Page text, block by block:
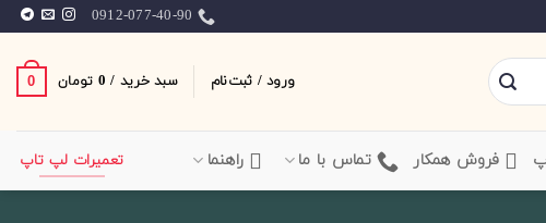
0912-077-40-90
ورود / ثبت‌نام سبد خرید / 0 تومان 0
فروش همکار تماس با ما راهنما تعمیرات لپ تاپ